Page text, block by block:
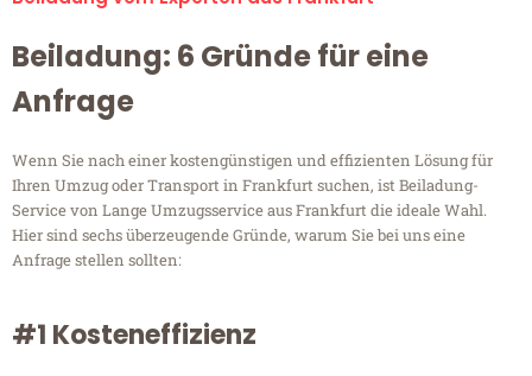
Beiladung: 6 Gründe für eine
Anfrage
Wenn Sie nach einer kostengünstigen und effizienten Lösung für
Ihren Umzug oder Transport in Frankfurt suchen, ist Beiladung-
Service von Lange Umzugsservice aus Frankfurt die ideale Wahl.
Hier sind sechs überzeugende Gründe, warum Sie bei uns eine
Anfrage stellen sollten:
#1 Kosteneffizienz